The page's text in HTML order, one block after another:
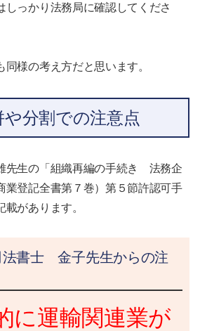
しっかり法務局に確認してくださ
様の考え方だと思います。
分割での注意点
先生の「組織再編の手続き 法務企
業登記全書第７巻）第５節許認可手
があります。
法書士 金子先生からの注
に運輸関連業が